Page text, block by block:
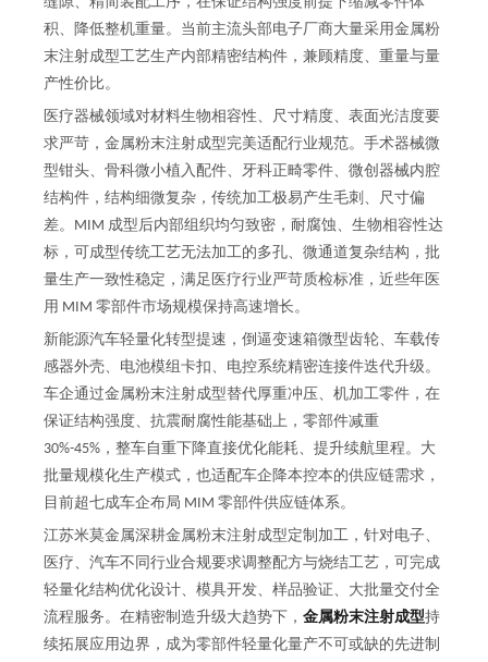
积、降低整机重量。当前主流头部电子厂商大量采用金属粉
末注射成型工艺生产内部精密结构件，兼顾精度、重量与量
产性价比。
医疗器械领域对材料生物相容性、尺寸精度、表面光洁度要
求严苛，金属粉末注射成型完美适配行业规范。手术器械微
型钳头、骨科微小植入配件、牙科正畸零件、微创器械内腔
结构件，结构细微复杂，传统加工极易产生毛刺、尺寸偏
差。MIM 成型后内部组织均匀致密，耐腐蚀、生物相容性达
标，可成型传统工艺无法加工的多孔、微通道复杂结构，批
量生产一致性稳定，满足医疗行业严苛质检标准，近些年医
用 MIM 零部件市场规模保持高速增长。
新能源汽车轻量化转型提速，倒逼变速箱微型齿轮、车载传
感器外壳、电池模组卡扣、电控系统精密连接件迭代升级。
车企通过金属粉末注射成型替代厚重冲压、机加工零件，在
保证结构强度、抗震耐腐性能基础上，零部件减重
30%-45%，整车自重下降直接优化能耗、提升续航里程。大
批量规模化生产模式，也适配车企降本控本的供应链需求，
目前超七成车企布局 MIM 零部件供应链体系。
江苏米莫金属深耕金属粉末注射成型定制加工，针对电子、
医疗、汽车不同行业合规要求调整配方与烧结工艺，可完成
轻量化结构优化设计、模具开发、样品验证、大批量交付全
流程服务。在精密制造升级大趋势下， 金属粉末注射成型持
续拓展应用边界，成为零部件轻量化量产不可或缺的先进制